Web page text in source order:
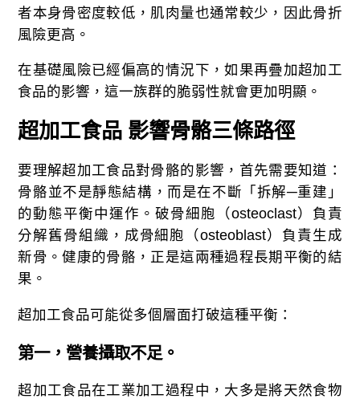
者本身骨密度較低，肌肉量也通常較少，因此骨折
風險更高。
在基礎風險已經偏高的情況下，如果再疊加超加工
食品的影響，這一族群的脆弱性就會更加明顯。
超加工食品 影響骨骼三條路徑
要理解超加工食品對骨骼的影響，首先需要知道：
骨骼並不是靜態結構，而是在不斷「拆解─重建」
的動態平衡中運作。破骨細胞（osteoclast）負責
分解舊骨組織，成骨細胞（osteoblast）負責生成
新骨。健康的骨骼，正是這兩種過程長期平衡的結
果。
超加工食品可能從多個層面打破這種平衡：
第一，營養攝取不足。
超加工食品在工業加工過程中，大多是將天然食物